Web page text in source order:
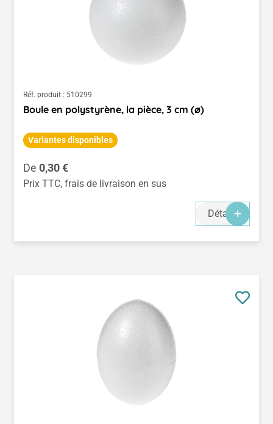
Réf. produit : 510299
Boule en polystyrène, la pièce, 3 cm (ø)
Variantes disponibles
Prix régulier :
De 0,30 €
Prix TTC, frais de livraison en sus
Détails